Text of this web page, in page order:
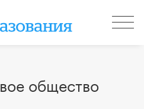
общество